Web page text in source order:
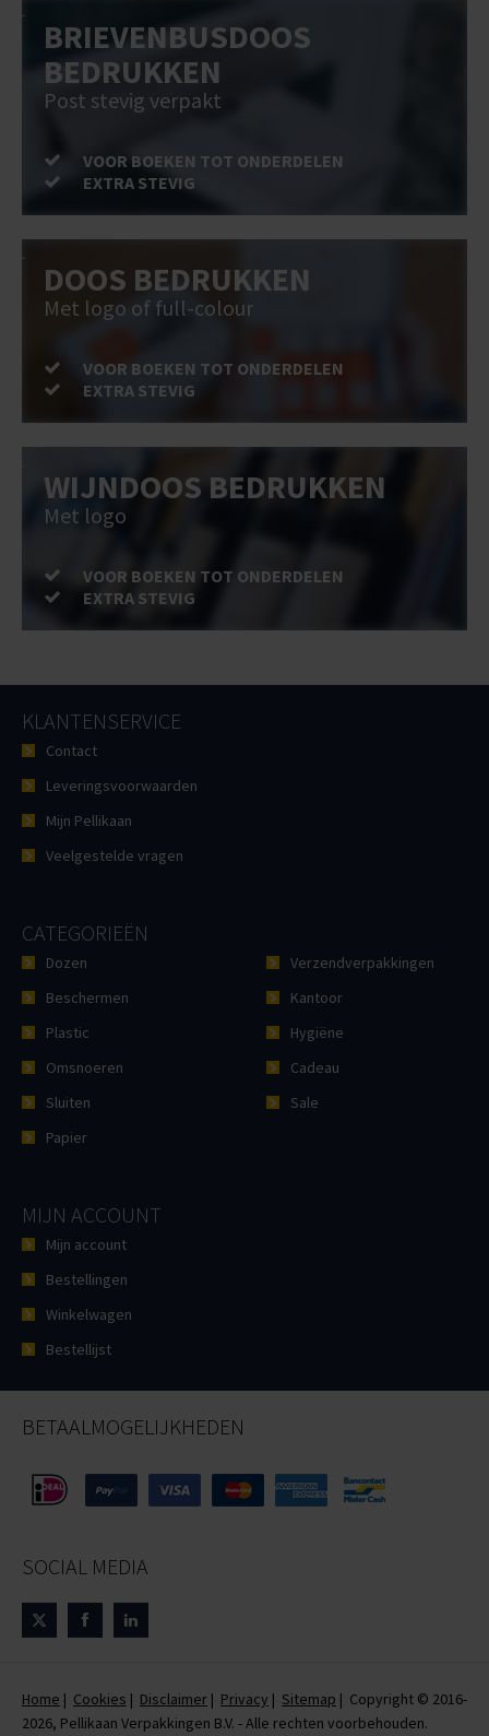
BRIEVENBUSDOOS
BEDRUKKEN
Post stevig verpakt
VOOR BOEKEN TOT ONDERDELEN
EXTRA STEVIG
DOOS BEDRUKKEN
Met logo of full-colour
VOOR BOEKEN TOT ONDERDELEN
EXTRA STEVIG
WIJNDOOS BEDRUKKEN
Met logo
VOOR BOEKEN TOT ONDERDELEN
EXTRA STEVIG
KLANTENSERVICE
Contact
Leveringsvoorwaarden
Mijn Pellikaan
Veelgestelde vragen
CATEGORIEËN
Dozen
Beschermen
Plastic
Omsnoeren
Sluiten
Papier
Verzendverpakkingen
Kantoor
Hygiëne
Cadeau
Sale
MIJN ACCOUNT
Mijn account
Bestellingen
Winkelwagen
Bestellijst
BETAALMOGELIJKHEDEN
SOCIAL MEDIA
Home | Cookies | Disclaimer | Privacy | Sitemap | Copyright © 2016-
2026, Pellikaan Verpakkingen B.V. - Alle rechten voorbehouden.